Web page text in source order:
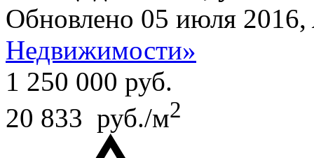
Обновлено 05 июля 2016,
Недвижимости»
1 250 000 руб.
20 833 руб./м2